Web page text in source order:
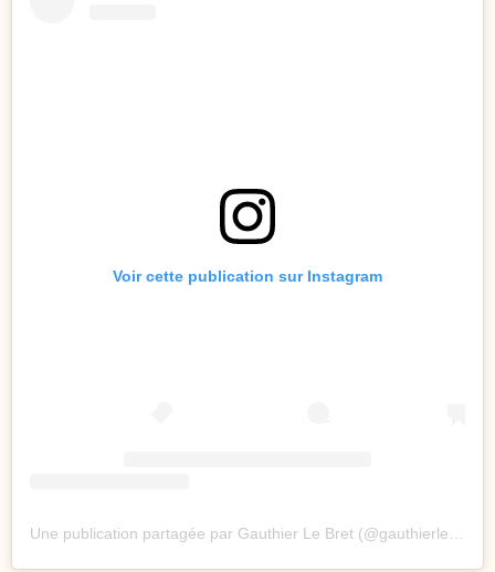
Voir cette publication sur Instagram